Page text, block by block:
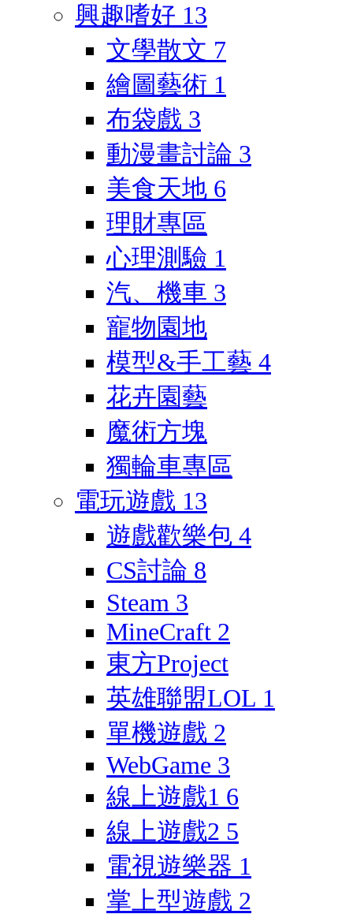
興趣嗜好 13
文學散文 7
繪圖藝術 1
布袋戲 3
動漫畫討論 3
美食天地 6
理財專區
心理測驗 1
汽、機車 3
寵物園地
模型&手工藝 4
花卉園藝
魔術方塊
獨輪車專區
電玩遊戲 13
遊戲歡樂包 4
CS討論 8
Steam 3
MineCraft 2
東方Project
英雄聯盟LOL 1
單機遊戲 2
WebGame 3
線上遊戲1 6
線上遊戲2 5
電視遊樂器 1
掌上型遊戲 2